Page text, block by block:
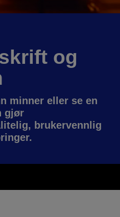
og
minner eller se en
gjør
brukervennlig